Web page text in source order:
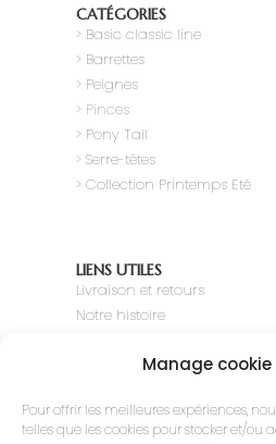
Manage
Pour offrir les meilleures expériences,
telles que les cookies pour stocker et/ou
CATÉGORIES
> Basic classic line
> Barrettes
> Peignes
> Pinces
> Pony Tail
> Serre-têtes
> Collection Printemps Eté
LIENS UTILES
Livraison et retours
Notre histoire